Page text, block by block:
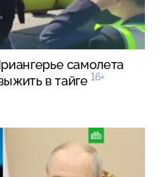
самолета
в тайге 16+